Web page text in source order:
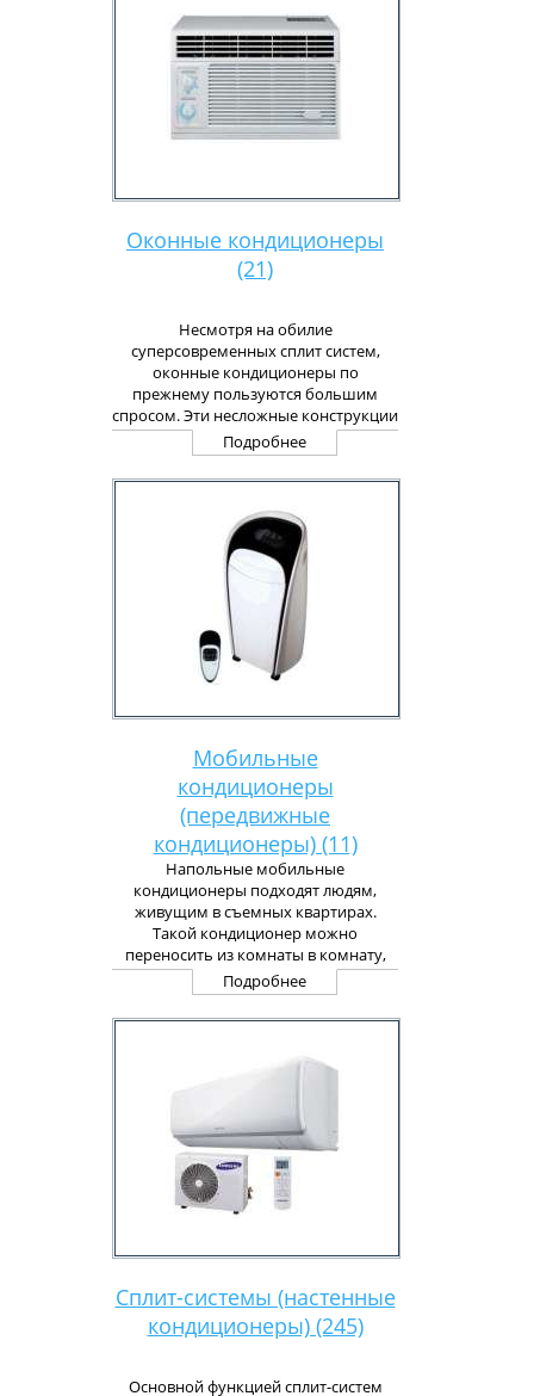
Оконные кондиционеры
(21)
Несмотря на обилие
суперсовременных сплит систем,
оконные кондиционеры по
прежнему пользуются большим
спросом. Эти несложные конструкции
отличаются как эффективной работой
и простотой в уходе, так и
демократичной стоимостью.
кондиционеры Москва являются
моноблочными системами, которые
в первую очередь используют в
помещениях малых и средних
размеров.
Подробнее
Мобильные
кондиционеры
(передвижные
кондиционеры) (11)
Напольные мобильные
кондиционеры подходят людям,
живущим в съемных квартирах.
Такой кондиционер можно
переносить из комнаты в комнату,
привозить из квартиры на дачу. Он
очень компактный, не требует
специального монтажа и прост в
придется заботиться – периодическая
и не занимает площадь окна. Он
прекрасно подходит для помещений
площадью до 40 м².
Подробнее
Сплит-сиcтемы (настенные
кондиционеры) (245)
Основной функцией сплит-систем